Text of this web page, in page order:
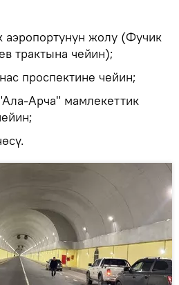
аэропортунун жолу (Фучик
трактына чейин);
проспектине чейин;
Арча" мамлекеттик